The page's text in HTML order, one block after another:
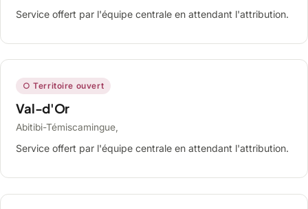
Service offert par l'équipe centrale en attendant l'attribution.
○ Territoire ouvert
Val-d'Or
Abitibi-Témiscamingue,
Service offert par l'équipe centrale en attendant l'attribution.